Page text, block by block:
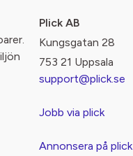
Plick AB
Kungsgatan 28
753 21 Uppsala
support@plick.se
Jobb via plick
Annonsera på plick